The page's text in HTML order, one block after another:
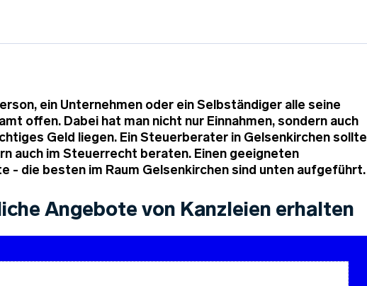
ein Unternehmen oder ein Selbständiger alle seine
offen. Dabei hat man nicht nur Einnahmen, sondern auch
Geld liegen. Ein Steuerberater in Gelsenkirchen sollte
auch im Steuerrecht beraten. Einen geeigneten
- die besten im Raum Gelsenkirchen sind unten aufgeführt.
Angebote von Kanzleien erhalten